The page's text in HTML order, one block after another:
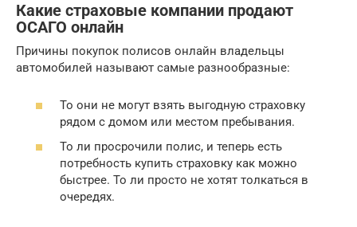
Какие страховые компании продают
ОСАГО онлайн
Причины покупок полисов онлайн владельцы
автомобилей называют самые разнообразные:
То они не могут взять выгодную страховку
рядом с домом или местом пребывания.
То ли просрочили полис, и теперь есть
потребность купить страховку как можно
быстрее. То ли просто не хотят толкаться в
очередях.